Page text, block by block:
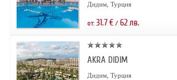
Дидим, Турция
от: 31.7€/ 62лв.
AKRA DIDIM
Дидим, Турция